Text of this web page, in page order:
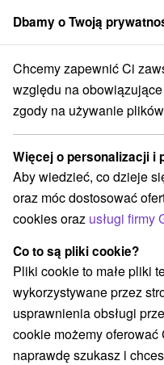
członek grupySorger
Penzióny Východné
Penzióny Starý
Kategorie
Wszystkie kategorie
Apartmány(13) Chaty na
Wybierz
WSZYSTKO
Dbamy o Twoją
Chcemy zapewnić Ci
względu na
zgody na używanie
Więcej o personalizacji i
Aby wiedzieć, co dzieje
oraz móc dostosować
cookies oraz usługi firmy
Co to są pliki cookie?
Pliki cookie to małe pliki
wykorzystywane przez
usprawnienia obsługi
cookie możemy oferować
naprawdę szukasz i